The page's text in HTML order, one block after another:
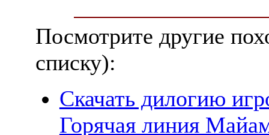
Посмотрите другие
списку):
Скачать дилогию
Горячая линия